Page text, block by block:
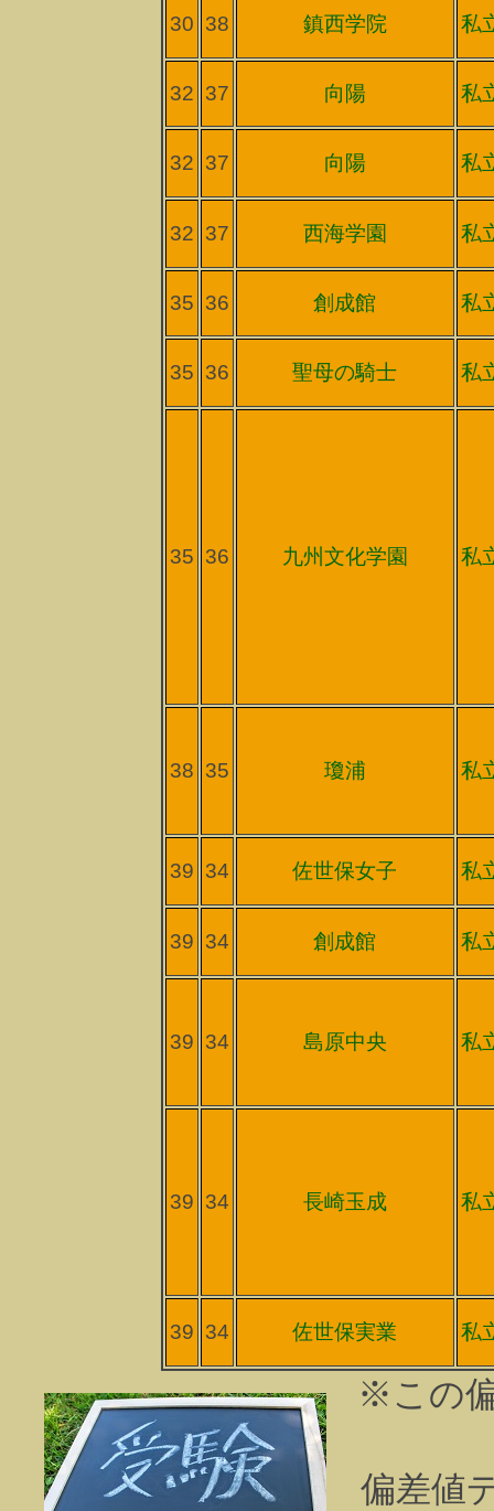
30 38 鎮西学院 私
32 37 向陽 私
32 37 向陽 私
32 37 西海学園 私
35 36 創成館 私
35 36 聖母の騎士 私
35 36 九州文化学園 私
38 35 瓊浦 私
39 34 佐世保女子 私
39 34 創成館 私
39 34 島原中央 私
39 34 長崎玉成 私
39 34 佐世保実業 私
※この
偏差値